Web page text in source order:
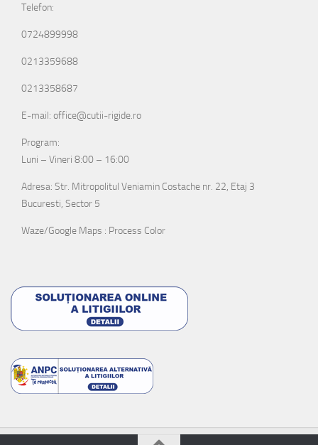
Telefon:
0724899998
0213359688
0213358687
E-mail: office@cutii-rigide.ro
Program:
Luni – Vineri 8:00 – 16:00
Adresa: Str. Mitropolitul Veniamin Costache nr. 22, Etaj 3
Bucuresti, Sector 5
Waze/Google Maps : Process Color